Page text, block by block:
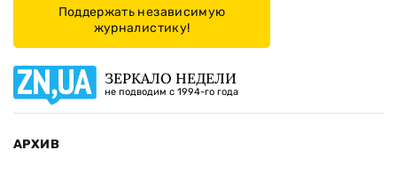
Поддержать независимую
журналистику!
ЗЕРКАЛО НЕДЕЛИ
не подводим с 1994-го года
АРХИВ